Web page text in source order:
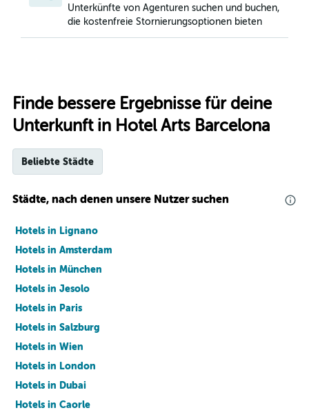
Unterkünfte von Agenturen suchen und buchen,
die kostenfreie Stornierungsoptionen bieten
Finde bessere Ergebnisse für deine
Unterkunft in Hotel Arts Barcelona
Beliebte Städte
Städte, nach denen unsere Nutzer suchen
Hotels in Lignano
Hotels in Amsterdam
Hotels in München
Hotels in Jesolo
Hotels in Paris
Hotels in Salzburg
Hotels in Wien
Hotels in London
Hotels in Dubai
Hotels in Caorle